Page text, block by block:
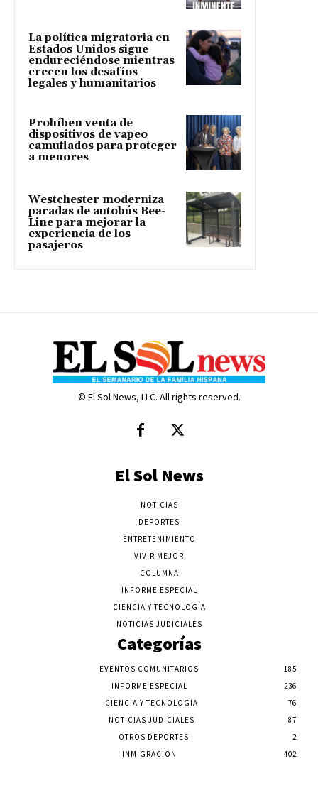
La política migratoria en
Estados Unidos sigue
endureciéndose mientras
crecen los desafíos
legales y humanitarios
Prohíben venta de
dispositivos de vapeo
camuflados para proteger
a menores
Westchester moderniza
paradas de autobús Bee-
Line para mejorar la
experiencia de los
pasajeros
© El Sol News, LLC. All rights reserved.
El Sol News
NOTICIAS
DEPORTES
ENTRETENIMIENTO
VIVIR MEJOR
COLUMNA
INFORME ESPECIAL
CIENCIA Y TECNOLOGÍA
NOTICIAS JUDICIALES
Categorías
EVENTOS COMUNITARIOS
185
INFORME ESPECIAL
236
CIENCIA Y TECNOLOGÍA
76
NOTICIAS JUDICIALES
87
OTROS DEPORTES
2
INMIGRACIÓN
402